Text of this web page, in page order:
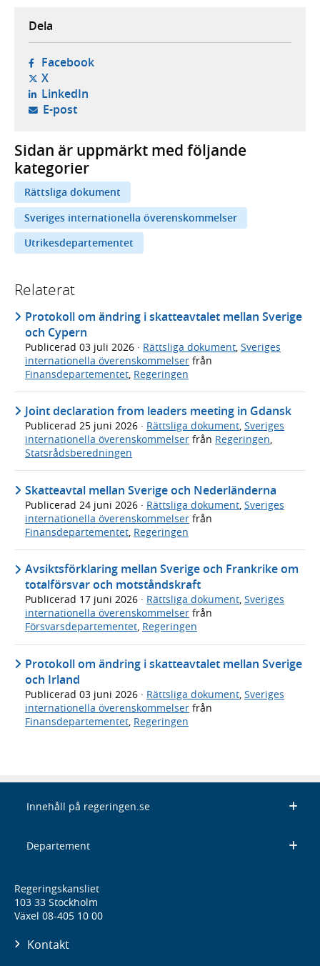
Dela
Facebook- öppnas i ny flik, extern webbplats,
X- öppnas i ny flik, extern webbplats,
LinkedIn- öppnas i ny flik, extern webbplats,
E-post- öppnar din e-postklient,
Sidan är uppmärkt med följande
kategorier
Rättsliga dokument
Sveriges internationella överenskommelser
Utrikesdepartementet
Relaterat
Protokoll om ändring i skatteavtalet mellan Sverige
och Cypern
Publicerad 03 juli 2026 · Rättsliga dokument Sveriges
internationella överenskommelser från
Finansdepartementet Regeringen
Joint declaration from leaders meeting in Gdansk
Publicerad 25 juni 2026 · Rättsliga dokument, Sveriges
internationella överenskommelser från Regeringen,
Statsrådsberedningen
Skatteavtal mellan Sverige och Nederländerna
Publicerad 24 juni 2026 · Rättsliga dokument, Sveriges
internationella överenskommelser från
Finansdepartementet, Regeringen
Avsiktsförklaring mellan Sverige och Frankrike om
totalförsvar och motståndskraft
Publicerad 17 juni 2026 · Rättsliga dokument, Sveriges
internationella överenskommelser från
Försvarsdepartementet, Regeringen
Protokoll om ändring i skatteavtalet mellan Sverige
och Irland
Publicerad 03 juni 2026 · Rättsliga dokument, Sveriges
internationella överenskommelser från
Finansdepartementet, Regeringen
Innehåll på regeringen.se
Departement
Regeringskansliet
103 33 Stockholm
Växel 08-405 10 00
Kontakt